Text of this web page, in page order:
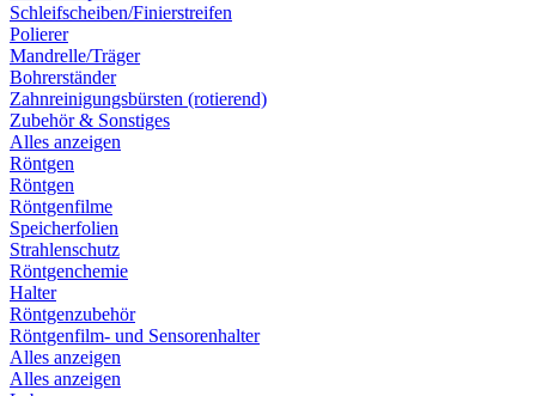
Schleifscheiben/Finierstreifen
Polierer
Mandrelle/Träger
Bohrerständer
Zahnreinigungsbürsten (rotierend)
Zubehör & Sonstiges
Alles anzeigen
Röntgen
Röntgen
Röntgenfilme
Speicherfolien
Strahlenschutz
Röntgenchemie
Halter
Röntgenzubehör
Röntgenfilm- und Sensorenhalter
Alles anzeigen
Alles anzeigen